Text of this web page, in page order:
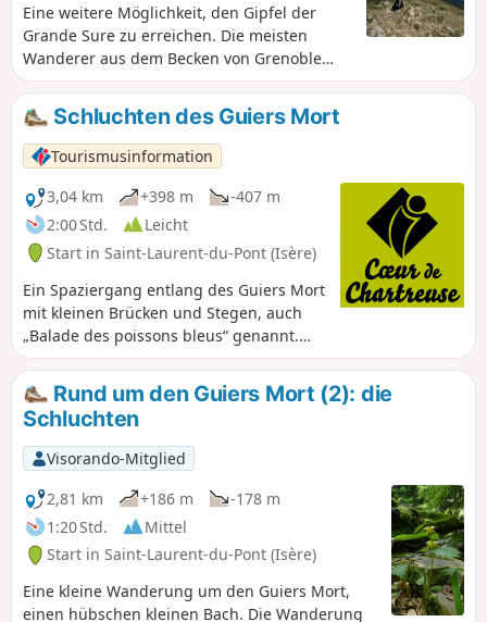
Eine weitere Möglichkeit, den Gipfel der
Grande Sure zu erreichen. Die meisten
Wanderer aus dem Becken von Grenoble
kommen über Proveysieux und den Col de la
Charmette. Für diejenigen, die aus dem
vorderen Teil Savoyens kommen, ist der
Zugang über Saint-Laurent-du-Pont und die
Chartreuse de Curière eine interessante
Alternative. Vom Startpunkt (5) aus ist die
Route wenig frequentiert.
Schluchten des Guiers Mort
Tourismusinformation
3,04 km
+398 m
-407 m
2:00 Std.
Leicht
Start in Saint-Laurent-du-Pont (Isère)
Ein Spaziergang entlang des Guiers Mort
mit kleinen Brücken und Stegen, auch
„Balade des poissons bleus“ genannt.
Von der Pont Saint-Bruno bis zum Pic de
l’Œillette können Sie die Spuren der
Kartäusermönche entdecken. ⚠️ Hinweis
eines Nutzers>Die Route ist derzeit
(14.07.2026) aus Sicherheitsgründen
gesperrt. Sie weist Stege in schlechtem
Zustand auf, die zu Unfällen führen
können. Aufgrund ihrer erfrischenden
Atmosphäre ist sie jedoch während
Hitzewellen sehr beliebt. Informieren Sie
sich bitte beim Tourismusbüro von St.
Pierre de Chartreuse.
Rund um den Guiers Mort (2): die
Schluchten
Visorando-Mitglied
2,81 km
+186 m
-178 m
1:20 Std.
Mittel
Start in Saint-Laurent-du-Pont (Isère)
Eine kleine Wanderung um den Guiers Mort,
einen hübschen kleinen Bach. Die Wanderung